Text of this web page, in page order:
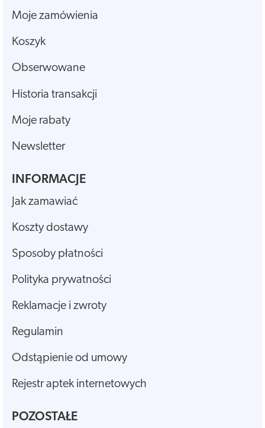
Moje zamówienia
Koszyk
Obserwowane
Historia transakcji
Moje rabaty
Newsletter
INFORMACJE
Jak zamawiać
Koszty dostawy
Sposoby płatności
Polityka prywatności
Reklamacje i zwroty
Regulamin
Odstąpienie od umowy
Rejestr aptek internetowych
POZOSTAŁE